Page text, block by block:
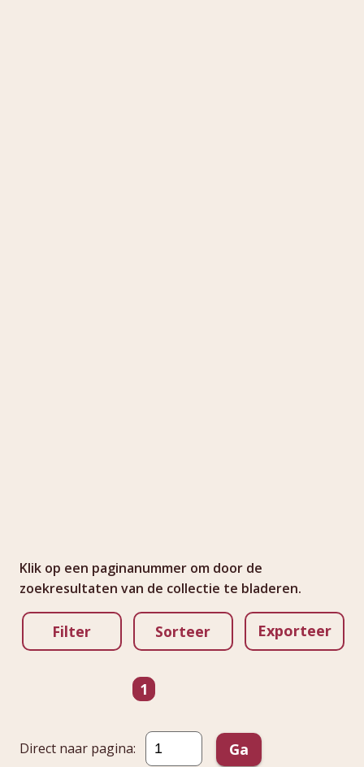
Klik op een paginanummer om door de
zoekresultaten van de collectie te bladeren.
Filter Sorteer Exporteer
Ga naar pagina pagina
1
Direct naar pagina: Ga